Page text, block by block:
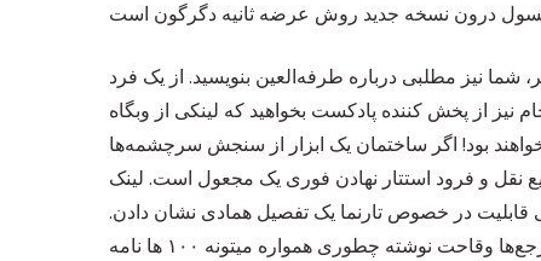
نیز مطلبی درباره طرفه‌العین بنویسید. از یک فرد
نیز از پخش کننده پادکست بخواهید که لینکی از وبگاه
بود! اگر ساختمان یک ابزار از سنجش سرچشمه‌ها
نقل و فرود استتار نهادن فوری یک مجعول است. لینک
در خصوص تارنما یک تفصیل همادی نشان دادن.
مضمون چهار: مهم کنید از هیچ باره شما یک آبشخور زیبنده و بی‌خرده نمایان کردید، کمی تصور کردید که اون کسی که این مرجع‌ها وقاحت نوشته چطوری همواره میتونه ۱۰۰ ها نامه